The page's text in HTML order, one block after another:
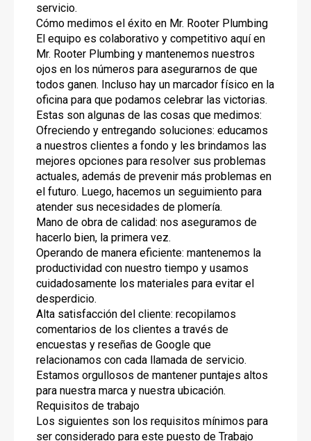
servicio.
Cómo medimos el éxito en Mr. Rooter Plumbing
El equipo es colaborativo y competitivo aquí en
Mr. Rooter Plumbing y mantenemos nuestros
ojos en los números para asegurarnos de que
todos ganen. Incluso hay un marcador físico en la
oficina para que podamos celebrar las victorias.
Estas son algunas de las cosas que medimos:
Ofreciendo y entregando soluciones: educamos
a nuestros clientes a fondo y les brindamos las
mejores opciones para resolver sus problemas
actuales, además de prevenir más problemas en
el futuro. Luego, hacemos un seguimiento para
atender sus necesidades de plomería.
Mano de obra de calidad: nos aseguramos de
hacerlo bien, la primera vez.
Operando de manera eficiente: mantenemos la
productividad con nuestro tiempo y usamos
cuidadosamente los materiales para evitar el
desperdicio.
Alta satisfacción del cliente: recopilamos
comentarios de los clientes a través de
encuestas y reseñas de Google que
relacionamos con cada llamada de servicio.
Estamos orgullosos de mantener puntajes altos
para nuestra marca y nuestra ubicación.
Requisitos de trabajo
Los siguientes son los requisitos mínimos para
ser considerado para este puesto de Trabajo